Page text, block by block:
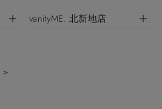
vanityME. 北新地店
>